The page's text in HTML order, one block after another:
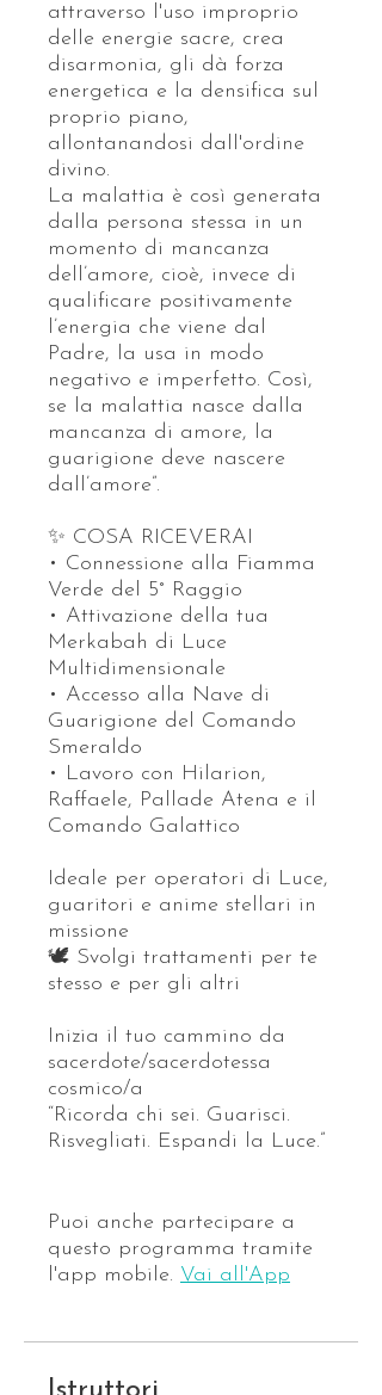
attraverso l'uso improprio
delle energie sacre, crea
disarmonia, gli dà forza
energetica e la densifica sul
proprio piano,
allontanandosi dall'ordine
divino.
La malattia è così generata
dalla persona stessa in un
momento di mancanza
dell’amore, cioè, invece di
qualificare positivamente
l’energia che viene dal
Padre, la usa in modo
negativo e imperfetto. Così,
se la malattia nasce dalla
mancanza di amore, la
guarigione deve nascere
dall’amore”.
✨ COSA RICEVERAI
• Connessione alla Fiamma
Verde del 5° Raggio
• Attivazione della tua
Merkabah di Luce
Multidimensionale
• Accesso alla Nave di
Guarigione del Comando
Smeraldo
• Lavoro con Hilarion,
Raffaele, Pallade Atena e il
Comando Galattico
Ideale per operatori di Luce,
guaritori e anime stellari in
missione
🕊️ Svolgi trattamenti per te
stesso e per gli altri
Inizia il tuo cammino da
sacerdote/sacerdotessa
cosmico/a
“Ricorda chi sei. Guarisci.
Risvegliati. Espandi la Luce.”
Puoi anche partecipare a
questo programma tramite
l'app mobile. Vai all'App